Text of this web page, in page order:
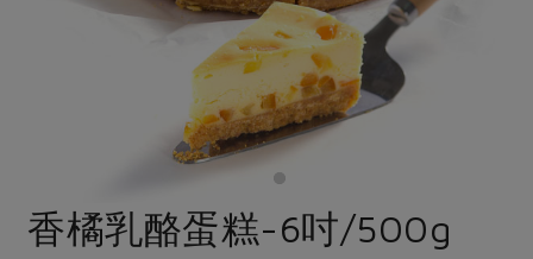
烘焙
保健食品
漬物
合作25-經典快閃最後一週
合作25-精選產品第四彈
合作25-精選產品第三彈
議題活動
廚房瑜伽
惜食
支持本土農糧
減添加物 減塑減廢
香橘乳酪蛋糕-6吋/500g